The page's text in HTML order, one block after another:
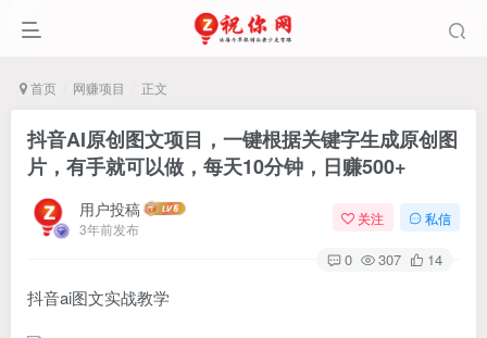
首页 网赚项目 正文
抖音AI原创图文项目，一键根据关键字生成原创图
片，有手就可以做，每天10分钟，日赚500+
用户投稿
3年前发布
关注 私信
0 307 14
抖音ai图文实战教学